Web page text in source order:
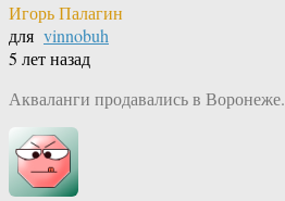
Игорь Палагин
для vinnobuh
5 лет назад
Акваланги продавались в Воронеже.